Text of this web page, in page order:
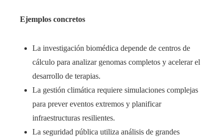
Ejemplos concretos
La investigación biomédica depende de centros de
cálculo para analizar genomas completos y acelerar el
desarrollo de terapias.
La gestión climática requiere simulaciones complejas
para prever eventos extremos y planificar
infraestructuras resilientes.
La seguridad pública utiliza análisis de grandes